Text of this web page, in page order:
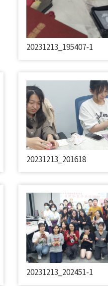
20231213_195407-1
20231213_201618
20231213_202451-1